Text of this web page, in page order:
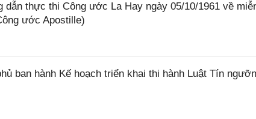
thực thi Công ước La Hay ngày 05/10/1961 về
ước Apostille)
ban hành Kế hoạch triển khai thi hành Luật Tín